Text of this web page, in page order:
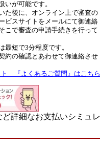
いが可能です。
た後に、オンライン上で審査の
ビスサイトをメールにて御連絡
こで審査の申請手続きを行って
最短で3分程度です。
約の確認とあわせて御連絡させ
ト 『よくあるご質問』はこちら
詳細なお支払いシミュレ